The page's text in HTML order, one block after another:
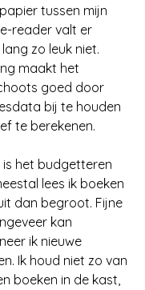
tussen mijn
reader valt er
zo leuk niet.
maakt het
goed door
bij te houden
te berekenen.
is het budgetteren
lees ik boeken
dan begroot. Fijne
kan
ik nieuwe
Ik houd niet zo van
boeken in de kast,